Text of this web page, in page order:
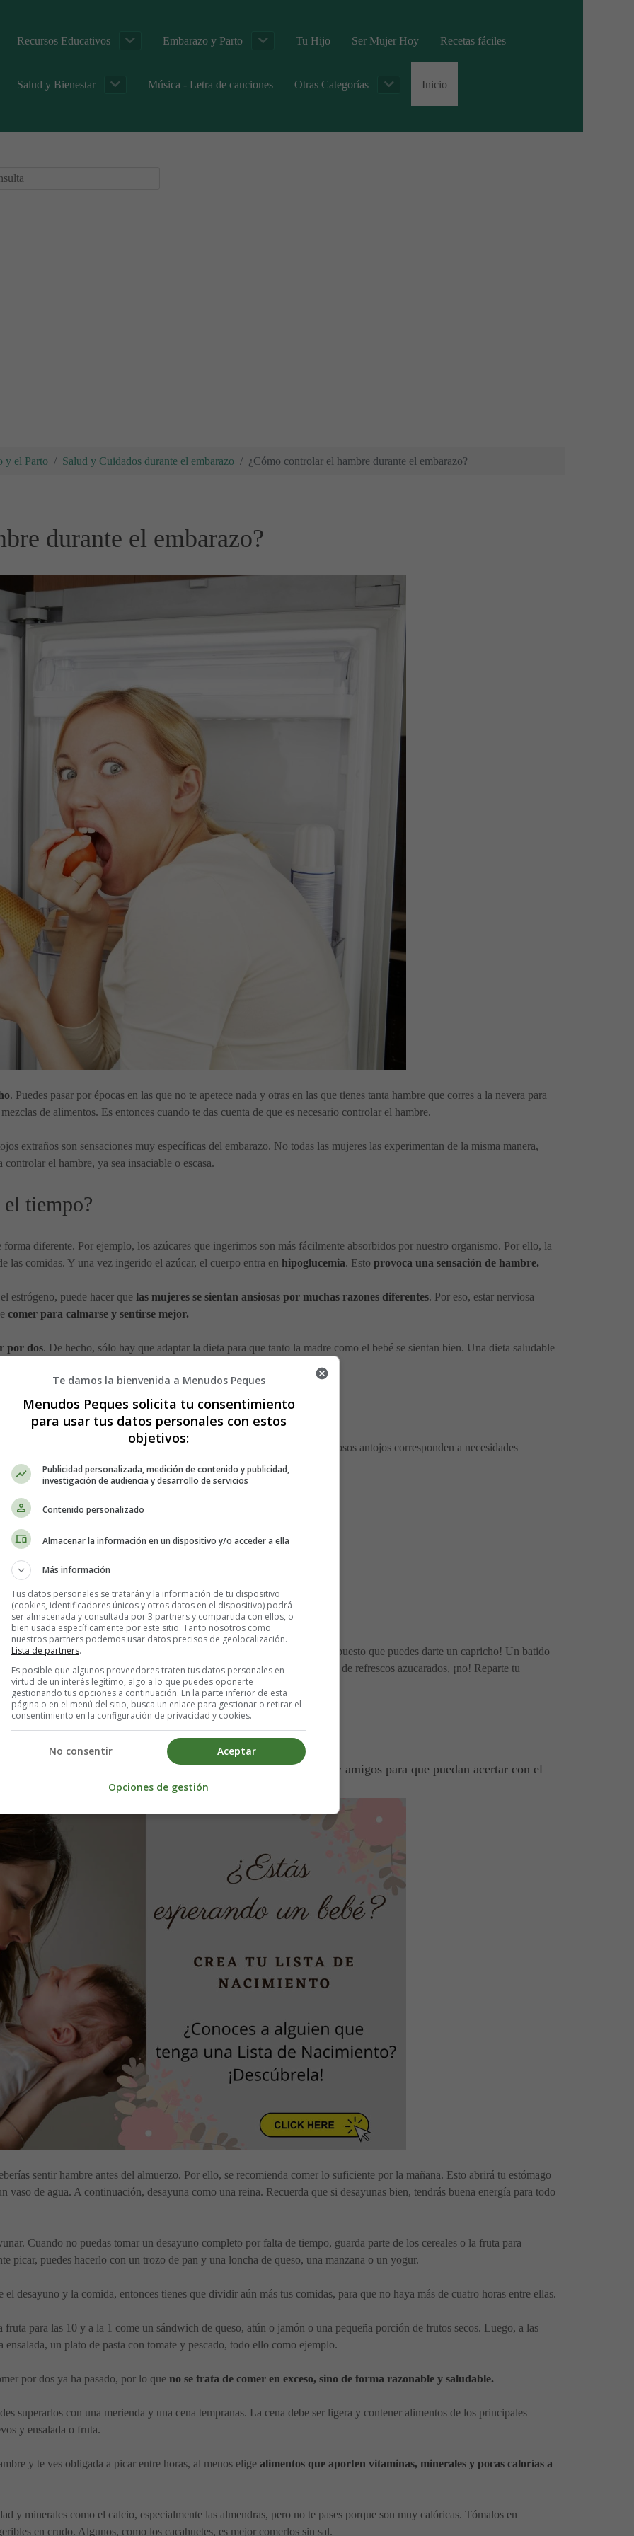
Recursos Educativos Embarazo y Parto Tu Hijo Ser Mujer Hoy Recetas fáciles
Salud y Bienestar Música - Letra de canciones Otras Categorías Inicio
y el Parto Salud y Cuidados durante el embarazo ¿Cómo controlar el hambre durante el embarazo?
durante el embarazo?
. Puedes pasar por épocas en las que no te apetece nada y otras en las que tienes tanta hambre que corres a la nevera para
de alimentos. Es entonces cuando te das cuenta de que es necesario controlar el hambre.
extraños son sensaciones muy específicas del embarazo. No todas las mujeres las experimentan de la misma manera,
el hambre, ya sea insaciable o escasa.
tiempo?
diferente. Por ejemplo, los azúcares que ingerimos son más fácilmente absorbidos por nuestro organismo. Por ello, la
las comidas. Y una vez ingerido el azúcar, el cuerpo entra en hipoglucemia. Esto provoca una sensación de hambre.
estrógeno, puede hacer que las mujeres se sientan ansiosas por muchas razones diferentes. Por eso, estar nerviosa
comer para calmarse y sentirse mejor.
por dos. De hecho, sólo hay que adaptar la dieta para que tanto la madre como el bebé se sientan bien. Una dieta saludable
horas: alimentación saludable
en pequeñas cantidades. ¡Sin embargo, se ha demostrado que los famosos antojos corresponden a necesidades
consumo diario de calorías.
con todas las verduras que quieras.
horas.
Llevar una dieta equilibrada no significa privarse de todo, ¡por supuesto que puedes darte un capricho! Un batido
todavía pasa pero un paquete entero delante de la televisión acompañado de refrescos azucarados, ¡no! Reparte tu
¡lo compensarás en la siguiente comida!
siempre que quieras. Comparte tu lista con familiares y amigos para que puedan acertar con el
regalo que necesitas ⇓⇓⇓
sentir hambre antes del almuerzo. Por ello, se recomienda comer lo suficiente por la mañana. Esto abrirá tu estómago
vaso de agua. A continuación, desayuna como una reina. Recuerda que si desayunas bien, tendrás buena energía para todo
Cuando no puedas tomar un desayuno completo por falta de tiempo, guarda parte de los cereales o la fruta para
picar, puedes hacerlo con un trozo de pan y una loncha de queso, una manzana o un yogur.
desayuno y la comida, entonces tienes que dividir aún más tus comidas, para que no haya más de cuatro horas entre ellas.
fruta para las 10 y a la 1 come un sándwich de queso, atún o jamón o una pequeña porción de frutos secos. Luego, a las
un plato de pasta con tomate y pescado, todo ello como ejemplo.
por dos ya ha pasado, por lo que no se trata de comer en exceso, sino de forma razonable y saludable.
superarlos con una merienda y una cena tempranas. La cena debe ser ligera y contener alimentos de los principales
y ensalada o fruta.
y te ves obligada a picar entre horas, al menos elige alimentos que aporten vitaminas, minerales y pocas calorías a
y minerales como el calcio, especialmente las almendras, pero no te pases porque son muy calóricas. Tómalos en
en crudo. Algunos, como los cacahuetes, es mejor comerlos sin sal.
Te damos la bienvenida a Menudos Peques
Menudos Peques solicita tu consentimiento
para usar tus datos personales con estos
objetivos:
Publicidad personalizada, medición de contenido y publicidad,
investigación de audiencia y desarrollo de servicios
Contenido personalizado
Almacenar la información en un dispositivo y/o acceder a ella
Más información
Tus datos personales se tratarán y la información de tu dispositivo
(cookies, identificadores únicos y otros datos en el dispositivo) podrá
ser almacenada y consultada por 3 partners y compartida con ellos, o
bien usada específicamente por este sitio. Tanto nosotros como
nuestros partners podemos usar datos precisos de geolocalización.
Lista de partners.
Es posible que algunos proveedores traten tus datos personales en
virtud de un interés legítimo, algo a lo que puedes oponerte
gestionando tus opciones a continuación. En la parte inferior de esta
página o en el menú del sitio, busca un enlace para gestionar o retirar el
consentimiento en la configuración de privacidad y cookies.
Aceptar
No consentir
Opciones de gestión